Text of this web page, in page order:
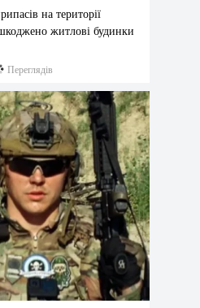
на території
житлові будинки
Переглядів